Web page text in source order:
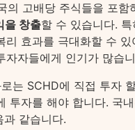
의 고배당 주식들을 포함
을 창출할 수 있습니다.
리 효과를 극대화할 수
자자들에게 인기가 많습
는 SCHD에 직접 투자
투자를 해야 합니다. 국
과 같습니다.